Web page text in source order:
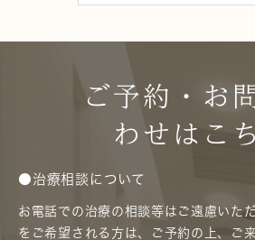
ご予約・お
わせはこ
●治療相談について
お電話での治療の相談等はご遠慮いた
をご希望される方は、ご予約の上、ご